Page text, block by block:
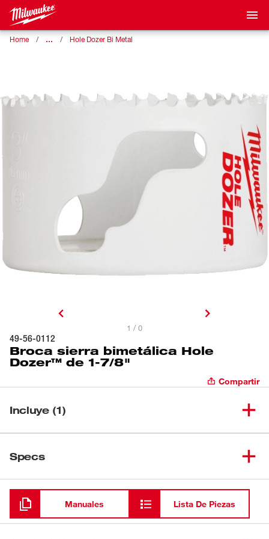
Home … Hole Dozer Bi Metal
1 / 0
49-56-0112
Broca sierra bimetálica Hole
Dozer™ de 1-7/8"
Compartir
Incluye (1)
Specs
Cargando
Manuales Lista De Piezas